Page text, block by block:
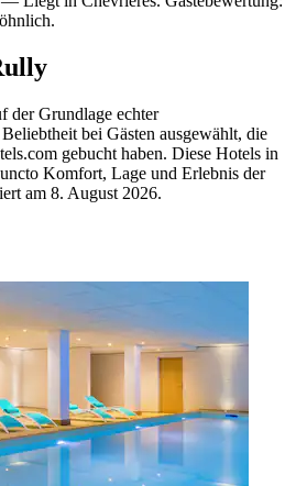
der Grundlage echter
bei Gästen ausgewählt, die
gebucht haben. Diese Hotels in
Komfort, Lage und Erlebnis der
am 8. August 2026.